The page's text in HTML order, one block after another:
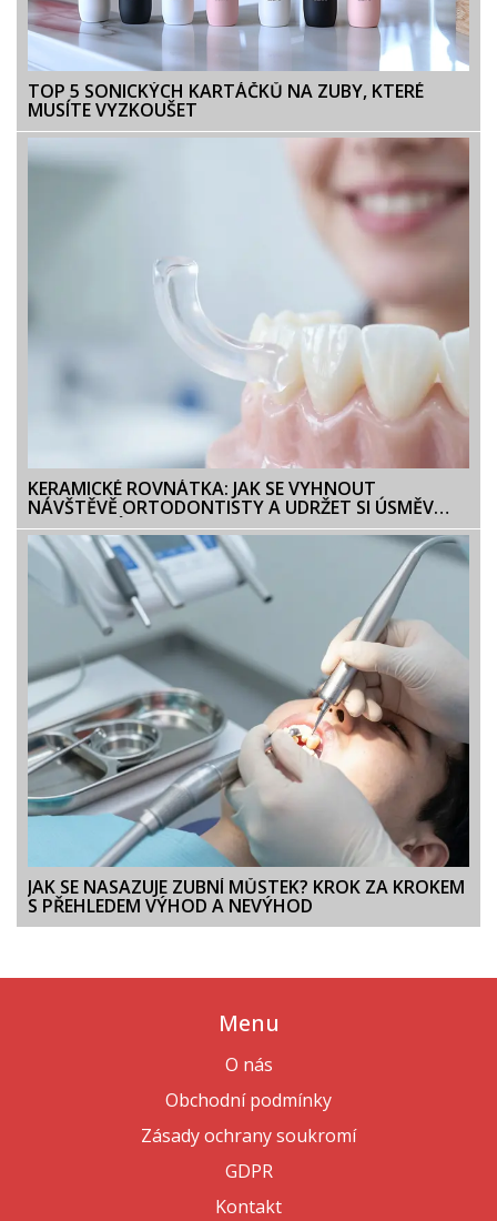
TOP 5 SONICKÝCH KARTÁČKŮ NA ZUBY, KTERÉ
MUSÍTE VYZKOUŠET
KERAMICKÉ ROVNÁTKA: JAK SE VYHNOUT
NÁVŠTĚVĚ ORTODONTISTY A UDRŽET SI ÚSMĚV
DOKONALÝ
JAK SE NASAZUJE ZUBNÍ MŮSTEK? KROK ZA KROKEM
S PŘEHLEDEM VÝHOD A NEVÝHOD
Menu
O nás
Obchodní podmínky
Zásady ochrany soukromí
GDPR
Kontakt